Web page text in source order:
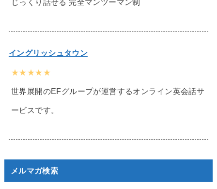
じっくり話せる 完全マンツーマン制
イングリッシュタウン
★★★★★
世界展開のEFグループが運営するオンライン英会話サ
ービスです。
メルマガ検索